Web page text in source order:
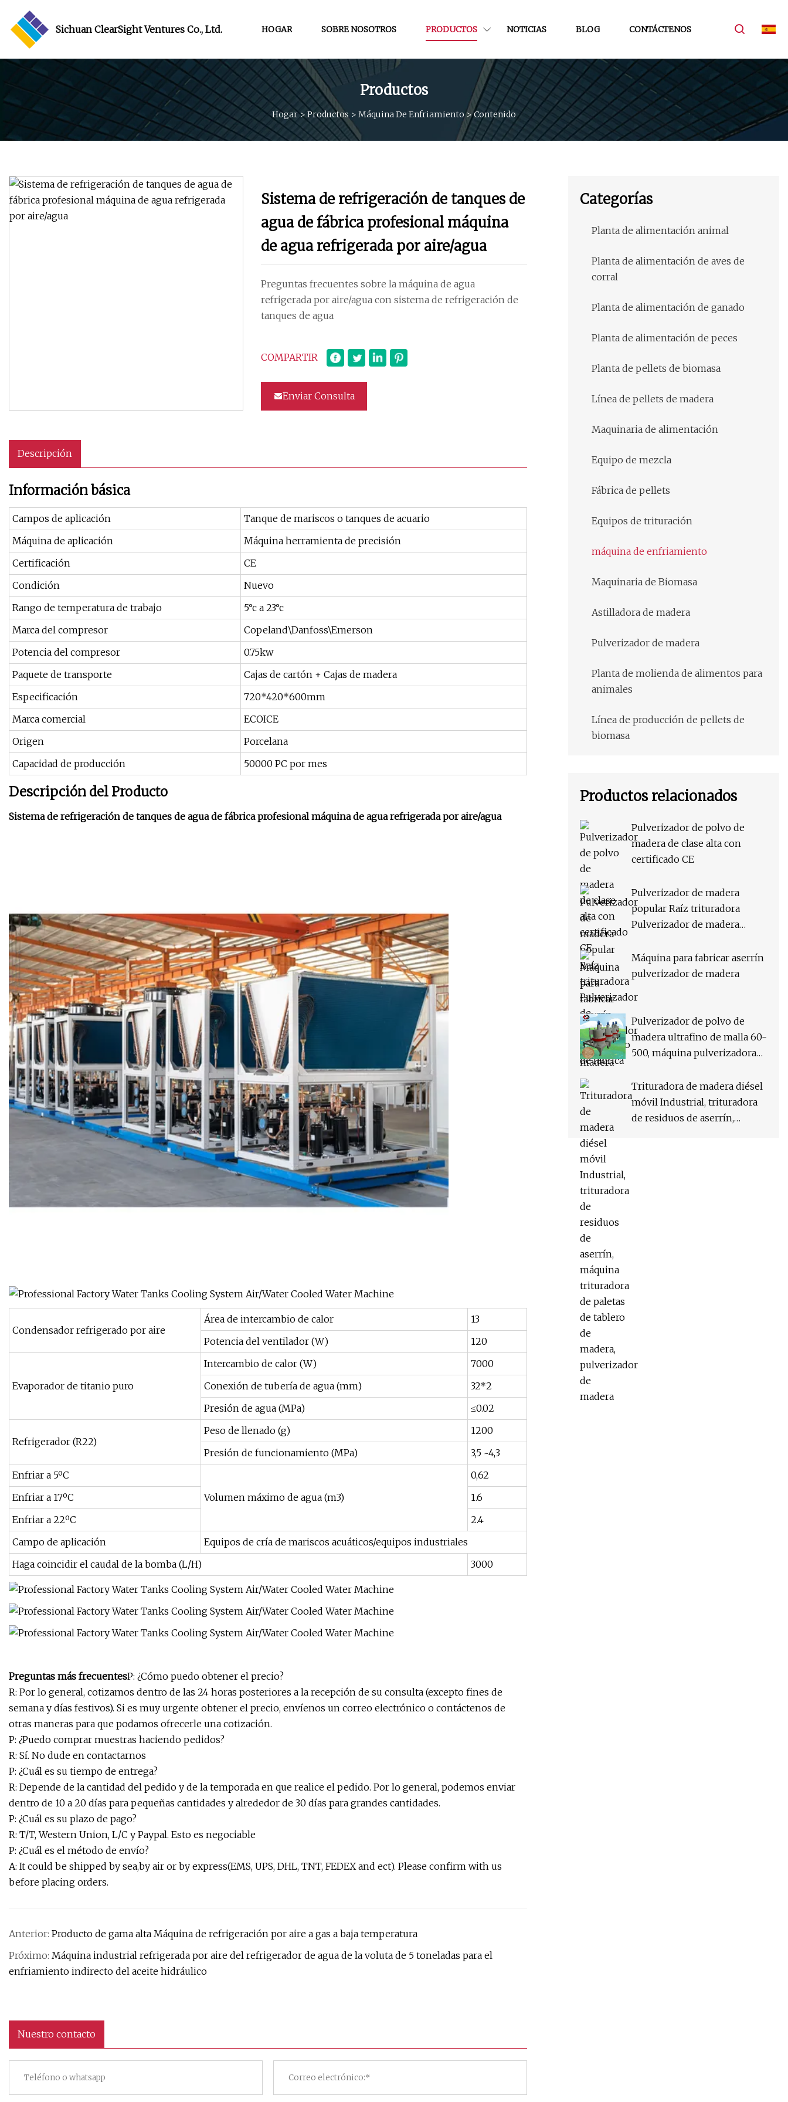
Sichuan ClearSight Ventures Co., Ltd. HOGAR SOBRE NOSOTROS PRODUCTOS NOTICIAS BLOG CONTÁCTENOS
Productos
Hogar> Productos > Máquina De Enfriamiento>Contenido
Sistema de refrigeración de tanques de
agua de fábrica profesional máquina
de agua refrigerada por aire/agua
Preguntas frecuentes sobre la máquina de agua
refrigerada por aire/agua con sistema de refrigeración de
tanques de agua
COMPARTIR
Enviar Consulta
Descripción
Información básica
Campos de aplicación
Tanque de mariscos o tanques de acuario
Máquina de aplicación
Máquina herramienta de precisión
Certificación
CE
Condición
Nuevo
Rango de temperatura de trabajo
5°c a 23°c
Marca del compresor
Copeland\Danfoss\Emerson
Potencia del compresor
0.75kw
Paquete de transporte
Cajas de cartón + Cajas de madera
Especificación
720*420*600mm
Marca comercial
ECOICE
Origen
Porcelana
Capacidad de producción
50000 PC por mes
Descripción del Producto
Sistema de refrigeración de tanques de agua de fábrica profesional máquina de agua refrigerada por aire/agua
Condensador refrigerado por aire
Área de intercambio de calor
13
Potencia del ventilador (W)
120
Evaporador de titanio puro
Intercambio de calor (W)
7000
Conexión de tubería de agua (mm)
32*2
Presión de agua (MPa)
≤0.02
Refrigerador (R22)
Peso de llenado (g)
1200
Presión de funcionamiento (MPa)
3,5 ~4,3
Enfriar a 5ºC
Volumen máximo de agua (m3)
0,62
Enfriar a 17ºC
1.6
Enfriar a 22ºC
2.4
Campo de aplicación
Equipos de cría de mariscos acuáticos/equipos industriales
Haga coincidir el caudal de la bomba (L/H)
3000
Preguntas más frecuentesP: ¿Cómo puedo obtener el precio?
R: Por lo general, cotizamos dentro de las 24 horas posteriores a la recepción de su consulta (excepto fines de
semana y días festivos). Si es muy urgente obtener el precio, envíenos un correo electrónico o contáctenos de
otras maneras para que podamos ofrecerle una cotización.
P: ¿Puedo comprar muestras haciendo pedidos?
R: Sí. No dude en contactarnos
P: ¿Cuál es su tiempo de entrega?
R: Depende de la cantidad del pedido y de la temporada en que realice el pedido. Por lo general, podemos enviar
dentro de 10 a 20 días para pequeñas cantidades y alrededor de 30 días para grandes cantidades.
P: ¿Cuál es su plazo de pago?
R: T/T, Western Union, L/C y Paypal. Esto es negociable
P: ¿Cuál es el método de envío?
A: It could be shipped by sea,by air or by express(EMS, UPS, DHL, TNT, FEDEX and ect). Please confirm with us
before placing orders.
Anterior: Producto de gama alta Máquina de refrigeración por aire a gas a baja temperatura
Próximo: Máquina industrial refrigerada por aire del refrigerador de agua de la voluta de 5 toneladas para el
enfriamiento indirecto del aceite hidráulico
Nuestro contacto
Categorías
Planta de alimentación animal
Planta de alimentación de aves de
corral
Planta de alimentación de ganado
Planta de alimentación de peces
Planta de pellets de biomasa
Línea de pellets de madera
Maquinaria de alimentación
Equipo de mezcla
Fábrica de pellets
Equipos de trituración
máquina de enfriamiento
Maquinaria de Biomasa
Astilladora de madera
Pulverizador de madera
Planta de molienda de alimentos para
animales
Línea de producción de pellets de
biomasa
Productos relacionados
Pulverizador de polvo de
madera de clase alta con
certificado CE
Pulverizador de madera
popular Raíz trituradora
Pulverizador de madera
Máquina para fabricar aserrín
pulverizador de madera
Pulverizador de polvo de
madera ultrafino de malla 60-
500, máquina pulverizadora
molienda de molino de
harina para bobina de
mosquitos
Trituradora de madera diésel
móvil Industrial, trituradora
de residuos de aserrín,